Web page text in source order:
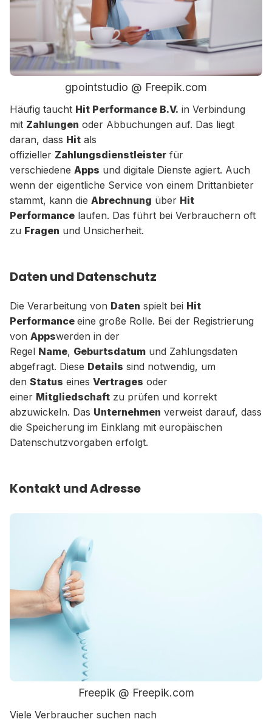
gpointstudio @ Freepik.com
Häufig taucht Hit Performance B.V. in Verbindung
mit Zahlungen oder Abbuchungen auf. Das liegt
daran, dass Hit als
offizieller Zahlungsdienstleister für
verschiedene Apps und digitale Dienste agiert. Auch
wenn der eigentliche Service von einem Drittanbieter
stammt, kann die Abrechnung über Hit
Performance laufen. Das führt bei Verbrauchern oft
zu Fragen und Unsicherheit.
Daten und Datenschutz
Die Verarbeitung von Daten spielt bei Hit
Performance eine große Rolle. Bei der Registrierung
von Appswerden in der
Regel Name, Geburtsdatum und Zahlungsdaten
abgefragt. Diese Details sind notwendig, um
den Status eines Vertrages oder
einer Mitgliedschaft zu prüfen und korrekt
abzuwickeln. Das Unternehmen verweist darauf, dass
die Speicherung im Einklang mit europäischen
Datenschutzvorgaben erfolgt.
Kontakt und Adresse
Freepik @ Freepik.com
Viele Verbraucher suchen nach